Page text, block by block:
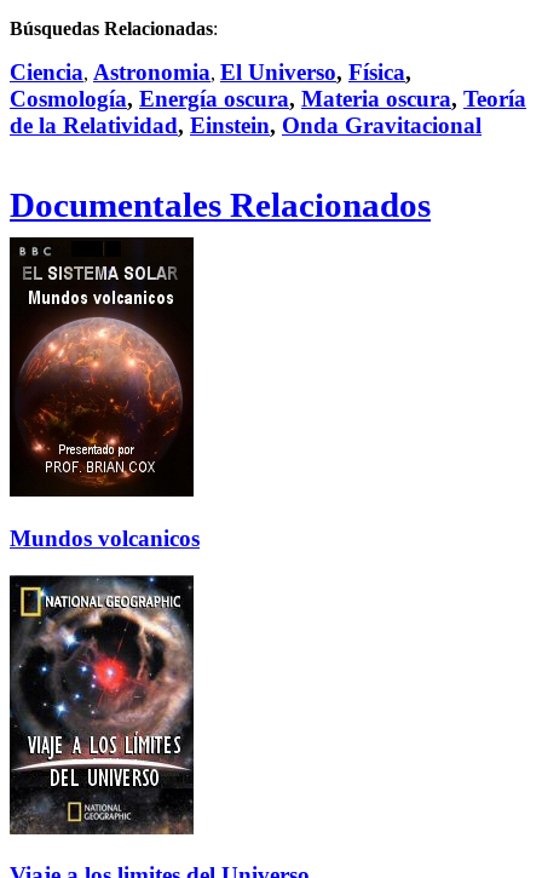
Búsquedas Relacionadas:
Ciencia, Astronomia, El Universo, Física,
Cosmología, Energía oscura, Materia oscura, Teoría
de la Relatividad, Einstein, Onda Gravitacional
Documentales Relacionados
Mundos volcanicos